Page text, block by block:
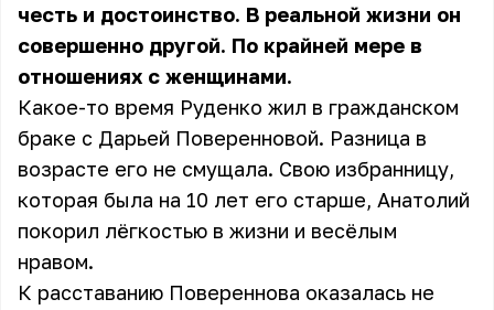
честь и достоинство. В реальной жизни он
совершенно другой. По крайней мере в
отношениях с женщинами.
Какое-то время Руденко жил в гражданском
браке с Дарьей Поверенновой. Разница в
возрасте его не смущала. Свою избранницу,
которая была на 10 лет его старше, Анатолий
покорил лёгкостью в жизни и весёлым
нравом.
К расставанию Повереннова оказалась не